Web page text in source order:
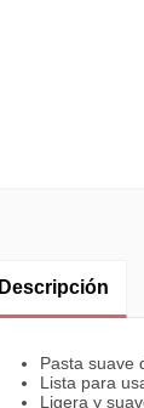
Descripción
Pasta suave
Lista para
Ligera y